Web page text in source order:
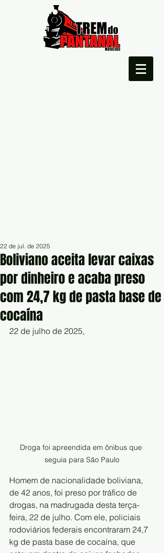
Boliviano aceita levar caixas
por dinheiro e acaba preso
com 24,7 kg de pasta base de
cocaína
22 de jul. de 2025
22 de julho de 2025,
Droga foi apreendida em ônibus que
seguia para São Paulo
Homem de nacionalidade boliviana,
de 42 anos, foi preso por tráfico de
drogas, na madrugada desta terça-
feira, 22 de julho. Com ele, policiais
rodoviários federais encontraram 24,7
kg de pasta base de cocaína, que